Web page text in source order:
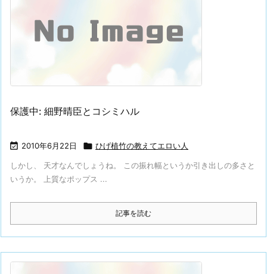
保護中: 細野晴臣とコシミハル
 2010年6月22日  ひげ植竹の教えてエロい人
しかし、 天才なんでしょうね。 この振れ幅というか引き出しの多さと
いうか。 上質なポップス ...
記事を読む